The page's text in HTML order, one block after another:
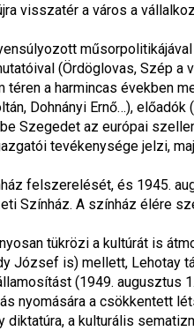
visszatér a város a
(Ördöglovas, Szép
a harmincas években
Dohnányi Ernő…),
Szegedet az európai
tevékenysége jelzi,
felszerelését, és 1945.
Színház. A színház élére
tükrözi a kultúrát is
József is) mellett, Lehotay
(1949.
nyomására a csökkentett
a kulturális